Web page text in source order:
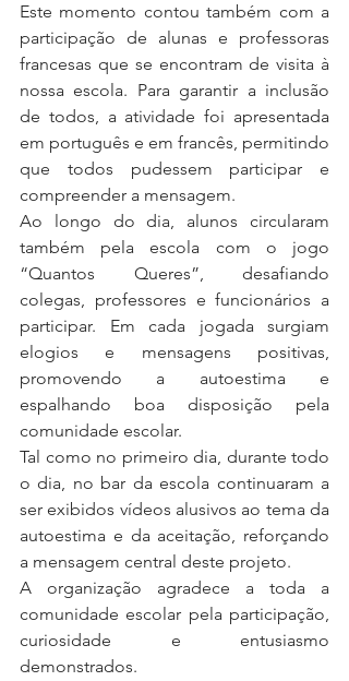
Este momento contou também com a
participação de alunas e professoras
francesas que se encontram de visita à
nossa escola. Para garantir a inclusão
de todos, a atividade foi apresentada
em português e em francês, permitindo
que todos pudessem participar e
compreender a mensagem.
Ao longo do dia, alunos circularam
também pela escola com o jogo
“Quantos Queres”, desafiando
colegas, professores e funcionários a
participar. Em cada jogada surgiam
elogios e mensagens positivas,
promovendo a autoestima e
espalhando boa disposição pela
comunidade escolar.
Tal como no primeiro dia, durante todo
o dia, no bar da escola continuaram a
ser exibidos vídeos alusivos ao tema da
autoestima e da aceitação, reforçando
a mensagem central deste projeto.
A organização agradece a toda a
comunidade escolar pela participação,
curiosidade e entusiasmo
demonstrados.